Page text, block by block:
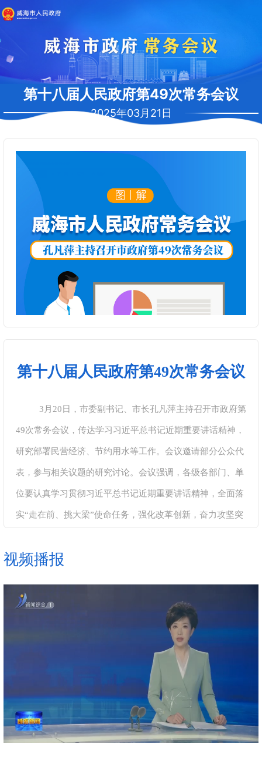
第十八届人民政府第49次常务会议
2025年03月21日
第十八届人民政府第49次常务会议
3月20日，市委副书记、市长孔凡萍主持召开市政府第
49次常务会议，传达学习习近平总书记近期重要讲话精神，
研究部署民营经济、节约用水等工作。会议邀请部分公众代
表，参与相关议题的研究讨论。会议强调，各级各部门、单
位要认真学习贯彻习近平总书记近期重要讲话精神，全面落
实“走在前、挑大梁”使命任务，强化改革创新，奋力攻坚突
视频播报